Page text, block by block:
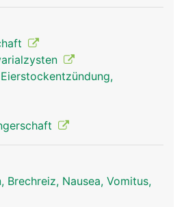
zum Transport der
Falls zu diesem
an Ort und Stelle
die Befruchtung der Eizelle.
Brechreiz, Nausea, Vomitus,